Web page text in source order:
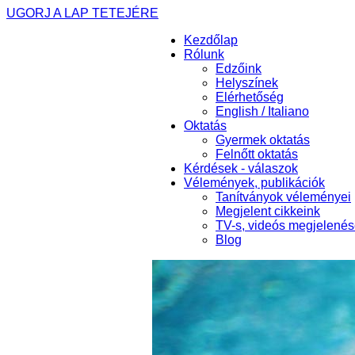
UGORJ A LAP TETEJÉRE
Kezdőlap
Rólunk
Edzőink
Helyszínek
Elérhetőség
English / Italiano
Oktatás
Gyermek oktatás
Felnőtt oktatás
Kérdések - válaszok
Vélemények, publikációk
Tanítványok véleményei
Megjelent cikkeink
TV-s, videós
Blog